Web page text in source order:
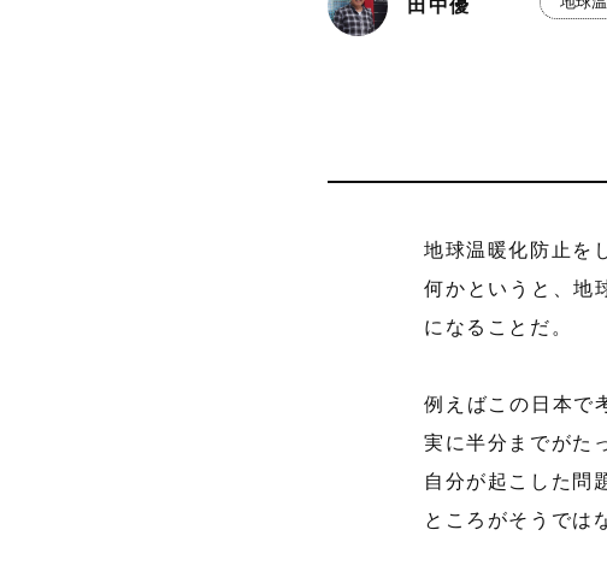
田中優
地球温暖化防止を
何かというと、地
になることだ。
例えばこの日本で
実に半分までがた
自分が起こした問
ところがそうでは